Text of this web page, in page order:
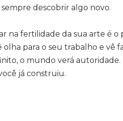
descobrir algo novo.
na fertilidade da sua arte é o
olha para o seu trabalho e vê
o mundo verá autoridade.
já construiu.